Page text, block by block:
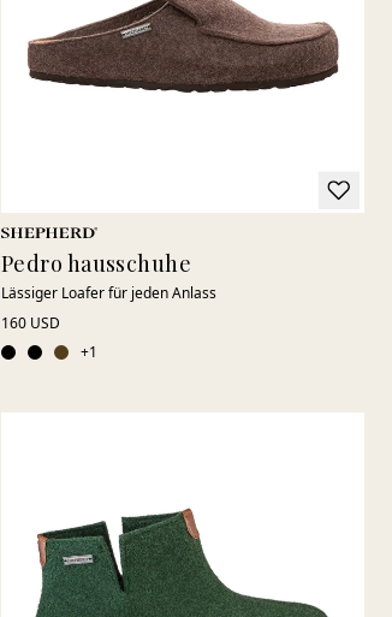
Pedro hausschuhe
Lässiger Loafer für jeden Anlass
160 USD
+1